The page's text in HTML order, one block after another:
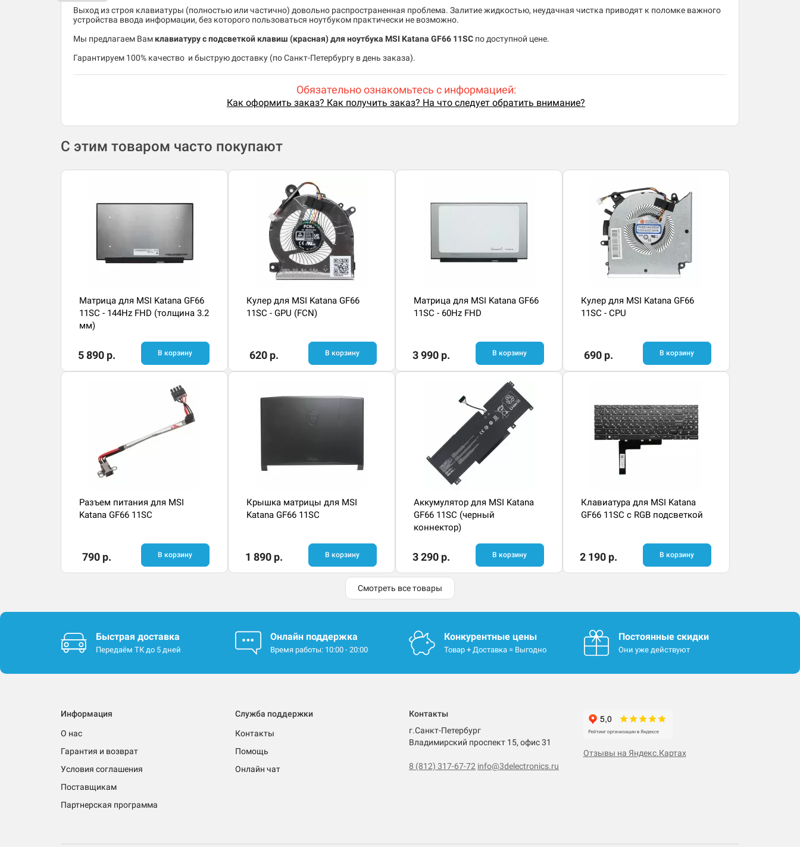
Выход из строя клавиатуры (полностью или частично) довольно распространенная проблема. Залитие жидкостью, неудачная чистка приводят к поломке важного
устройства ввода информации, без которого пользоваться ноутбуком практически не возможно.
Мы предлагаем Вам клавиатуру с подсветкой клавиш (красная) для ноутбука MSI Katana GF66 11SC по доступной цене.
​Гарантируем 100% качество и быструю доставку (по Санкт-Петербургу в день заказа).
Обязательно ознакомьтесь с информацией:
Как оформить заказ? Как получить заказ? На что следует обратить внимание?
С этим товаром часто покупают
Матрица для MSI Katana GF66
11SC - 144Hz FHD (толщина 3.2
мм)
5 890 р. В корзину
Кулер для MSI Katana GF66
11SC - GPU (FCN)
620 р. В корзину
Матрица для MSI Katana GF66
11SC - 60Hz FHD
3 990 р. В корзину
Кулер для MSI Katana GF66
11SC - CPU
690 р. В корзину
Разъем питания для MSI
Katana GF66 11SC
790 р. В корзину
Крышка матрицы для MSI
Katana GF66 11SC
1 890 р. В корзину
Аккумулятор для MSI Katana
GF66 11SC (черный
коннектор)
3 290 р. В корзину
Клавиатура для MSI Katana
GF66 11SC с RGB подсветкой
2 190 р. В корзину
Смотреть все товары
Быстрая доставка
Передаём ТК до 5 дней
Онлайн поддержка
Время работы: 10:00 - 20:00
Конкурентные цены
Товар + Доставка = Выгодно
Постоянные скидки
Они уже действуют
Информация
О нас
Гарантия и возврат
Условия соглашения
Поставщикам
Партнерская программа
Служба поддержки
Контакты
Помощь
Онлайн чат
Контакты
г.Санкт-Петербург
Владимирский проспект 15, офис 31
8 (812) 317-67-72 info@3delectronics.ru
Отзывы на Яндекс.Картах